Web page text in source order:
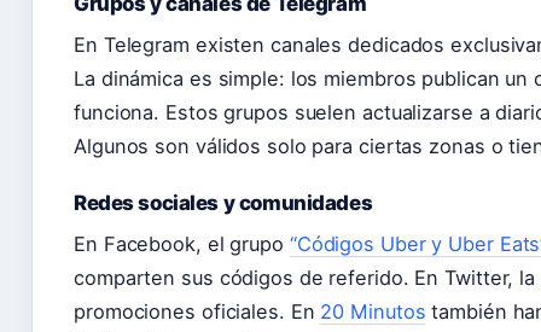
En Telegram existen canales dedicados
La dinámica es simple: los miembros publican
funciona. Estos grupos suelen actualizarse a
Algunos son válidos solo para ciertas zonas o
Redes sociales y comunidades
En Facebook, el grupo “Códigos Uber y Uber
comparten sus códigos de referido. En Twitter,
promociones oficiales. En 20 Minutos también